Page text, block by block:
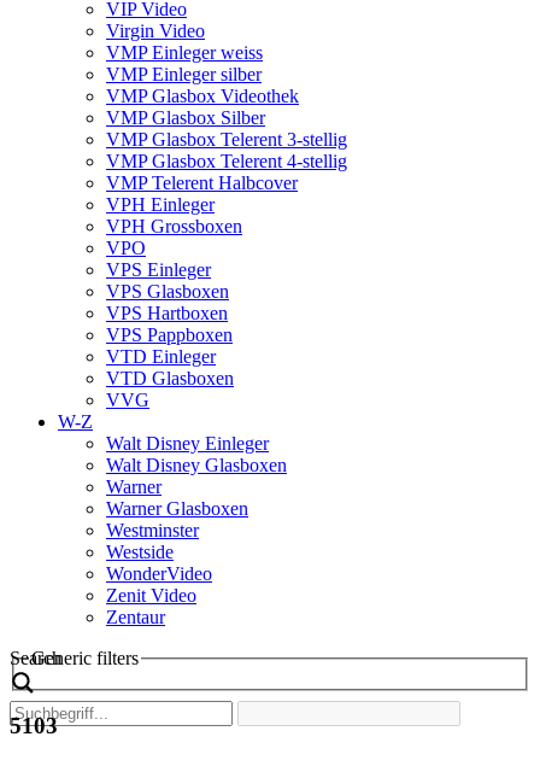
VIP Video
Virgin Video
VMP Einleger weiss
VMP Einleger silber
VMP Glasbox Videothek
VMP Glasbox Silber
VMP Glasbox Telerent 3-stellig
VMP Glasbox Telerent 4-stellig
VMP Telerent Halbcover
VPH Einleger
VPH Grossboxen
VPO
VPS Einleger
VPS Glasboxen
VPS Hartboxen
VPS Pappboxen
VTD Einleger
VTD Glasboxen
VVG
W-Z
Walt Disney Einleger
Walt Disney Glasboxen
Warner
Warner Glasboxen
Westminster
Westside
WonderVideo
Zenit Video
Zentaur
Search
Generic filters
5103